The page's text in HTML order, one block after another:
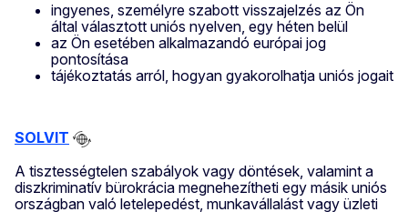
ingyenes, személyre szabott visszajelzés az Ön
által választott uniós nyelven, egy héten belül
az Ön esetében alkalmazandó európai jog
pontosítása
tájékoztatás arról, hogyan gyakorolhatja uniós jogait
SOLVIT
A tisztességtelen szabályok vagy döntések, valamint a
diszkriminatív bürokrácia megnehezítheti egy másik uniós
országban való letelepedést, munkavállalást vagy üzleti